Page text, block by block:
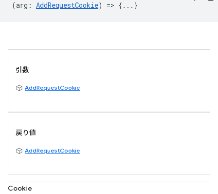
(arg : AddRequestCookie) => {...}
引数
AddRequestCookie
戻り値
AddRequestCookie
Cookie